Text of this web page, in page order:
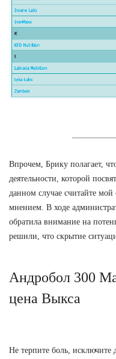
Впрочем, Брику полагает,
деятельности, которой
данном случае считайте
мнением. В ходе
обратила внимание на
решили, что скрытие
Андробол 300
цена Выкса
Не терпите боль,